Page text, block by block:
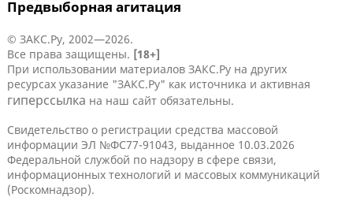
Предвыборная агитация
© ЗАКС.Ру, 2002—2026.
Все права защищены. [18+]
При использовании материалов ЗАКС.Ру на других
ресурсах указание "ЗАКС.Ру" как источника и активная
гиперссылка на наш сайт обязательны.
Свидетельство о регистрации средства массовой
информации ЭЛ №ФС77-91043, выданное 10.03.2026
Федеральной службой по надзору в сфере связи,
информационных технологий и массовых коммуникаций
(Роскомнадзор).